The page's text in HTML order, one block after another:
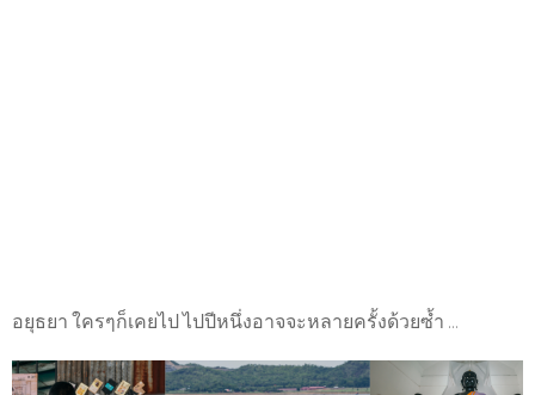
อยุธยา ใครๆก็เคยไป ไปปีหนึ่งอาจจะหลายครั้งด้วยซ้ำ ...